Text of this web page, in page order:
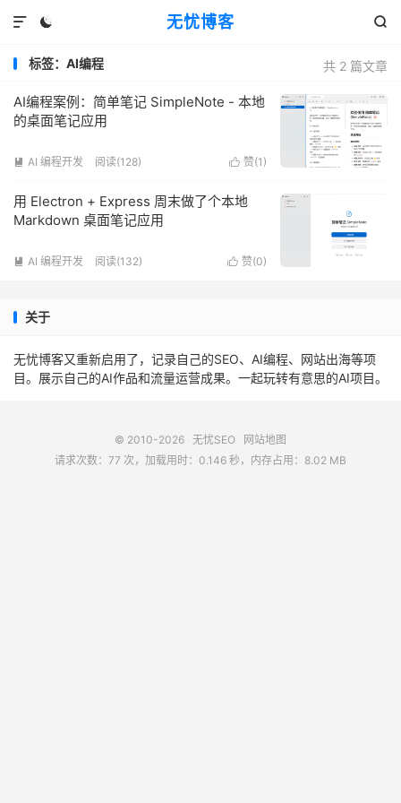
无忧博客
 

共 2 篇文章
标签：AI编程
AI编程案例：简单笔记 SimpleNote - 本地
的桌面笔记应用
 赞(1 )
 AI 编程开发 阅读(128)
用 Electron + Express 周末做了个本地
Markdown 桌面笔记应用
 赞(0)
 AI 编程开发 阅读(132)
关于
无忧博客又重新启用了，记录自己的SEO、AI编程、网站出海等项
目。展示自己的AI作品和流量运营成果。一起玩转有意思的AI项目。
© 2010-2026 无忧SEO
网站地图
请求次数：77 次，加载用时：0.146 秒，内存占用：8.02 MB